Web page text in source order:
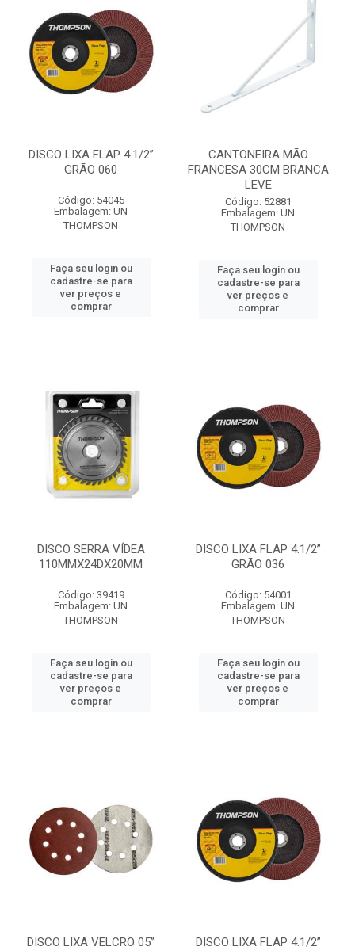
DISCO LIXA FLAP 4.1/2”
GRÃO 060
Código: 54045
Embalagem: UN
THOMPSON
Faça seu login ou
cadastre-se para
ver preços e
comprar
CANTONEIRA MÃO
FRANCESA 30CM BRANCA
LEVE
Código: 52881
Embalagem: UN
THOMPSON
Faça seu login ou
cadastre-se para
ver preços e
comprar
DISCO SERRA VÍDEA
110MMX24DX20MM
Código: 39419
Embalagem: UN
THOMPSON
Faça seu login ou
cadastre-se para
ver preços e
comprar
DISCO LIXA FLAP 4.1/2”
GRÃO 036
Código: 54001
Embalagem: UN
THOMPSON
Faça seu login ou
cadastre-se para
ver preços e
comprar
DISCO LIXA VELCRO 05” DISCO LIXA FLAP 4.1/2”